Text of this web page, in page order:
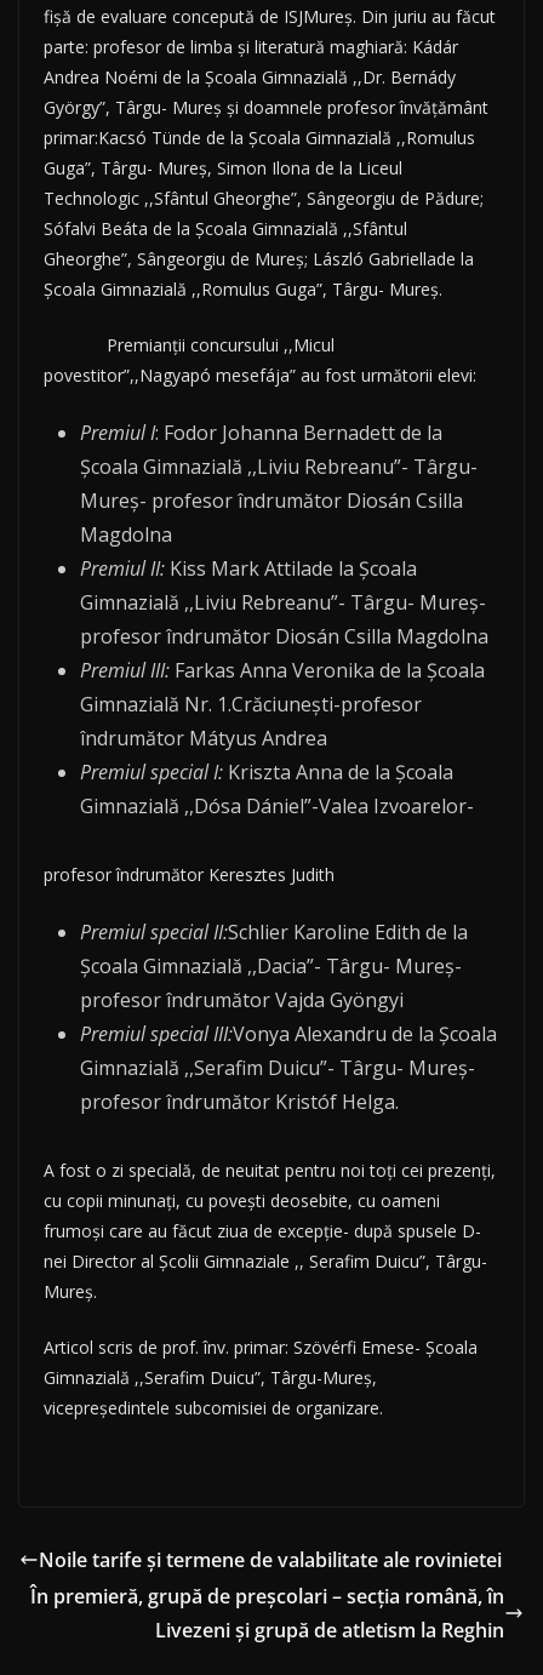
fișă de evaluare concepută de ISJMureș. Din juriu au făcut
parte: profesor de limba și literatură maghiară: Kádár
Andrea Noémi de la Școala Gimnazială ,,Dr. Bernády
György”, Târgu- Mureș și doamnele profesor învățământ
primar:Kacsó Tünde de la Școala Gimnazială ,,Romulus
Guga”, Târgu- Mureș, Simon Ilona de la Liceul
Technologic ,,Sfântul Gheorghe”, Sângeorgiu de Pădure;
Sófalvi Beáta de la Școala Gimnazială ,,Sfântul
Gheorghe”, Sângeorgiu de Mureș; László Gabriellade la
Școala Gimnazială ,,Romulus Guga”, Târgu- Mureș.
Premianții concursului ,,Micul
povestitor”,,Nagyapó mesefája” au fost următorii elevi:
Premiul I: Fodor Johanna Bernadett de la
Școala Gimnazială ,,Liviu Rebreanu”- Târgu-
Mureș- profesor îndrumător Diosán Csilla
Magdolna
Premiul II: Kiss Mark Attilade la Școala
Gimnazială ,,Liviu Rebreanu”- Târgu- Mureș-
profesor îndrumător Diosán Csilla Magdolna
Premiul III: Farkas Anna Veronika de la Școala
Gimnazială Nr. 1.Crăciunești-profesor
îndrumător Mátyus Andrea
Premiul special I: Kriszta Anna de la Școala
Gimnazială ,,Dósa Dániel”-Valea Izvoarelor-
profesor îndrumător Keresztes Judith
Premiul special II:Schlier Karoline Edith de la
Școala Gimnazială ,,Dacia”- Târgu- Mureș-
profesor îndrumător Vajda Gyöngyi
Premiul special III:Vonya Alexandru de la Școala
Gimnazială ,,Serafim Duicu”- Târgu- Mureș-
profesor îndrumător Kristóf Helga.
A fost o zi specială, de neuitat pentru noi toți cei prezenți,
cu copii minunați, cu povești deosebite, cu oameni
frumoși care au făcut ziua de excepție- după spusele D-
nei Director al Școlii Gimnaziale ,, Serafim Duicu”, Târgu-
Mureș.
Articol scris de prof. înv. primar: Szövérfi Emese- Școala
Gimnazială ,,Serafim Duicu”, Târgu-Mureș,
vicepreședintele subcomisiei de organizare.
Noile tarife și termene de valabilitate ale rovinietei
În premieră, grupă de preșcolari – secția română, în
Livezeni și grupă de atletism la Reghin